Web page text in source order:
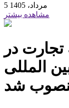
5 مرداد، 1405
مشاهده بیشتر
در
المللی
شد